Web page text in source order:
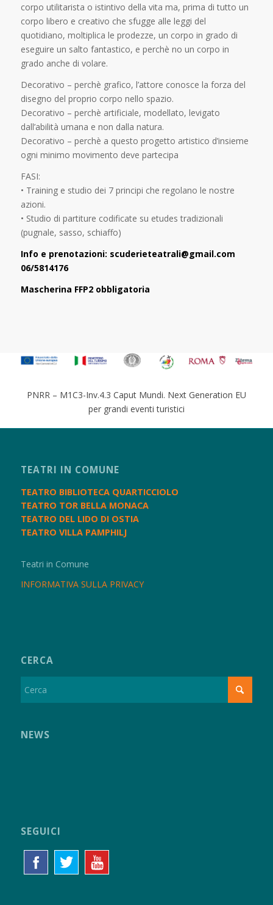
corpo utilitarista o istintivo della vita ma, prima di tutto un
corpo libero e creativo che sfugge alle leggi del
quotidiano, moltiplica le prodezze, un corpo in grado di
eseguire un salto fantastico, e perchè no un corpo in
grado anche di volare.
Decorativo – perchè grafico, l’attore conosce la forza del
disegno del proprio corpo nello spazio.
Decorativo – perchè artificiale, modellato, levigato
dall’abilità umana e non dalla natura.
Decorativo – perchè a questo progetto artistico d’insieme
ogni minimo movimento deve partecipa
FASI:
• Training e studio dei 7 principi che regolano le nostre
azioni.
• Studio di partiture codificate su etudes tradizionali
(pugnale, sasso, schiaffo)
Info e prenotazioni: scuderieteatrali@gmail.com
06/5814176
Mascherina FFP2 obbligatoria
PNRR – M1C3-Inv.4.3 Caput Mundi. Next Generation EU
per grandi eventi turistici
TEATRI IN COMUNE
TEATRO BIBLIOTECA QUARTICCIOLO
TEATRO TOR BELLA MONACA
TEATRO DEL LIDO DI OSTIA
TEATRO VILLA PAMPHILJ
Teatri in Comune
INFORMATIVA SULLA PRIVACY
CERCA
NEWS
SEGUICI